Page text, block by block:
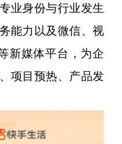
业身份与行业发生
能力以及微信、视
新媒体平台，为企
项目预热、产品发